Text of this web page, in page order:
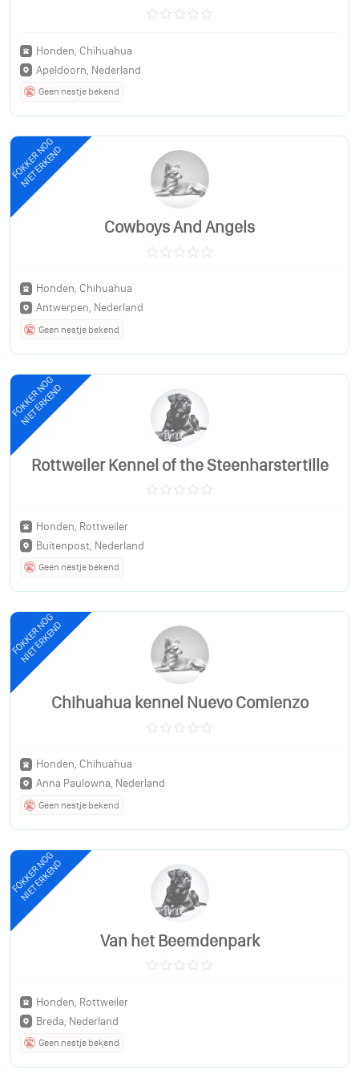
Honden, Chihuahua
Apeldoorn, Nederland
Geen nestje bekend
FOKKER NOG
NIET ERKEND
Cowboys And Angels
Honden, Chihuahua
Antwerpen, Nederland
Geen nestje bekend
FOKKER NOG
NIET ERKEND
Rottweiler Kennel of the Steenharstertille
Honden, Rottweiler
Buitenpost, Nederland
Geen nestje bekend
FOKKER NOG
NIET ERKEND
Chihuahua kennel Nuevo Comienzo
Honden, Chihuahua
Anna Paulowna, Nederland
Geen nestje bekend
FOKKER NOG
NIET ERKEND
Van het Beemdenpark
Honden, Rottweiler
Breda, Nederland
Geen nestje bekend